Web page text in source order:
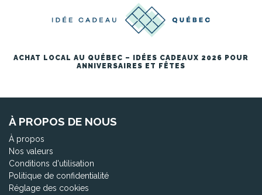
ACHAT LOCAL AU QUÉBEC – IDÉES CADEAUX 2026 POUR
ANNIVERSAIRES ET FÊTES
À PROPOS DE NOUS
À propos
Nos valeurs
Conditions d'utilisation
Politique de confidentialité
Réglage des cookies